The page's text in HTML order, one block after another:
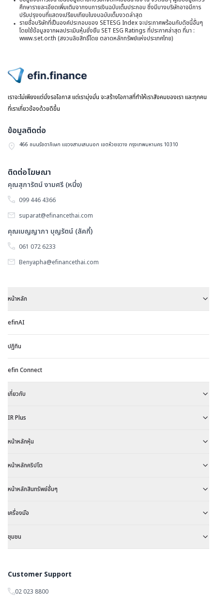
ศึกษารายละเอียดเพิ่มเติมจากงบการเงินฉบับเต็มประกอบ ซึ่งมีบางบริษัทอาจมีการ
ปรับปรุงงบที่แสดงเปรียบเทียบในงบฉบับเต็มงวดล่าสุด
รายชื่อบริษัทที่เป็นองค์ประกอบของ SETESG Index จะประกาศพร้อมกับดัชนี้อื่นๆ
โดยใช้ข้อมูลจากผลประเมินหุ้นยั่งยืน SET ESG Ratings ที่ประกาศล่าสุด ที่มา :
www.set.or.th (สงวนลิขสิทธิ์โดย ตลาดหลักทรัพย์แห่งประเทศไทย)
ไปหน้าแรก
เราจะไม่เพียงแต่นั่งรอโอกาส แต่เรามุ่งมั่น จะสร้างโอกาสที่ทำให้เราสังคมของเรา และทุกคน
ที่เราเกี่ยวข้องด้วยดีขึ้น
ข้อมูลติดต่อ
466 ถนนรัชดาภิเษก แขวงสามเสนนอก เขตห้วยขวาง กรุงเทพมหานคร 10310
ติดต่อโฆษณา
คุณสุภารัตน์ งามศรี (หนึ่ง)
099 446 4366
suparat@efinancethai.com
คุณเบญญาภา บุญรัตน์ (ลัคกี้)
061 072 6233
Benyapha@efinancethai.com
หน้าหลัก
efinAI
ปฏิทิน
efin Connect
เกี่ยวกับ
IR Plus
หน้าหลักหุ้น
หน้าหลักคริปโต
หน้าหลักสินทรัพย์อื่นๆ
เครื่องมือ
ชุมชน
Customer Support
02 023 8800